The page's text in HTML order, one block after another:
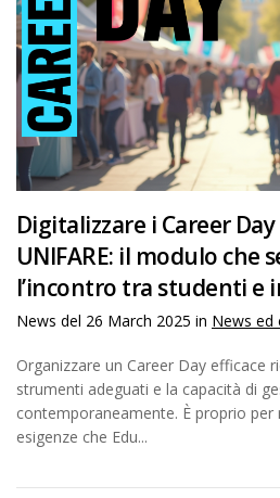
Digitalizzare i Career
UNIFARE: il modulo che
l’incontro tra studenti e
News del 26 March 2025 in News ed
Organizzare un Career Day efficace
strumenti adeguati e la capacità di
contemporaneamente. È proprio per
esigenze che Edu...